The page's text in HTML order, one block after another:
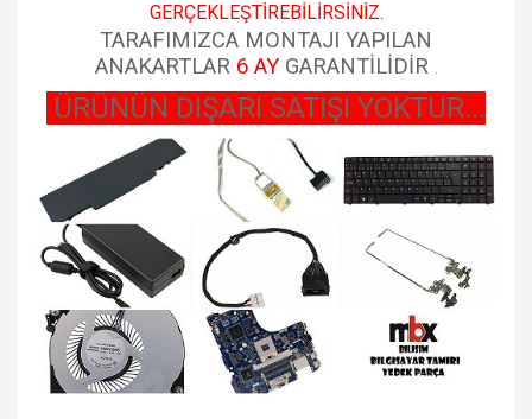
GERÇEKLEŞTİREBİLİRSİNİZ.
TARAFIMIZCA MONTAJI YAPILAN
ANAKARTLAR 6 AYGARANTİLİDİR .
ÜRÜNÜN DIŞARI SATIŞI YOKTUR...